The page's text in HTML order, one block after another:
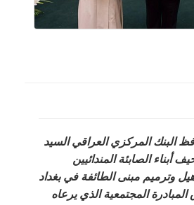
البنك المركزي العراقي السيد
الصابئة المندائيين
وترميم مبنى الطائفة في بغداد
المجتمعية الذي يرعاه